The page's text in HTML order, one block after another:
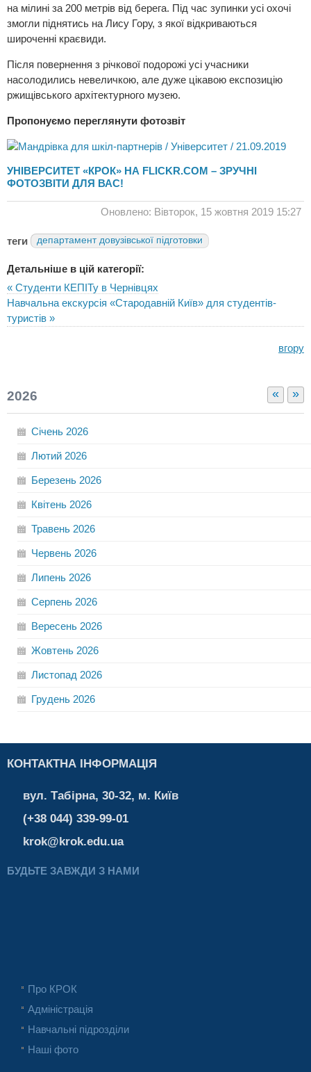
на мілині за 200 метрів від берега. Під час зупинки усі охочі
змогли піднятись на Лису Гору, з якої відкриваються
широченні краєвиди.
Після повернення з річкової подорожі усі учасники
насолодились невеличкою, але дуже цікавою експозицію
ржищівського архітектурного музею.
Пропонуємо переглянути фотозвіт
УНІВЕРСИТЕТ «КРОК» НА FLICKR.COM – ЗРУЧНІ
ФОТОЗВІТИ ДЛЯ ВАС!
Оновлено: Вівторок, 15 жовтня 2019 15:27
теги департамент довузівської підготовки
Детальніше в цій категорії:
« Студенти КЕПІТу в Чернівцях
Навчальна екскурсія «Стародавній Київ» для студентів-
туристів »
вгору
« »
2026
Січень 2026
Лютий 2026
Березень 2026
Квітень 2026
Травень 2026
Червень 2026
Липень 2026
Серпень 2026
Вересень 2026
Жовтень 2026
Листопад 2026
Грудень 2026
КОНТАКТНА ІНФОРМАЦІЯ
вул. Табірна, 30-32, м. Київ
(+38 044) 339-99-01
krok@krok.edu.ua
БУДЬТЕ ЗАВЖДИ З НАМИ
Про КРОК
Адміністрація
Навчальні підрозділи
Наші фото